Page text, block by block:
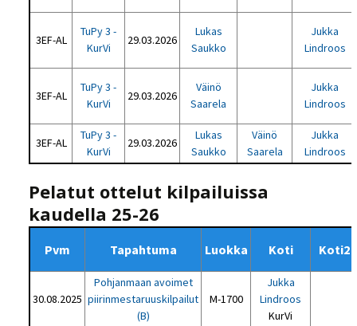
3EF-AL
TuPy 3 -
KurVi
29.03.2026
Lukas
Saukko
Jukka
Lindroos
3EF-AL
TuPy 3 -
KurVi
29.03.2026
Väinö
Saarela
Jukka
Lindroos
3EF-AL
TuPy 3 -
KurVi
29.03.2026
Lukas
Saukko
Väinö
Saarela
Jukka
Lindroos
Pelatut ottelut kilpailuissa
kaudella 25-26
Pvm Tapahtuma Luokka Koti Koti2
30.08.2025
Pohjanmaan avoimet
piirinmestaruuskilpailut
(B)
M-1700
Jukka
Lindroos
KurVi